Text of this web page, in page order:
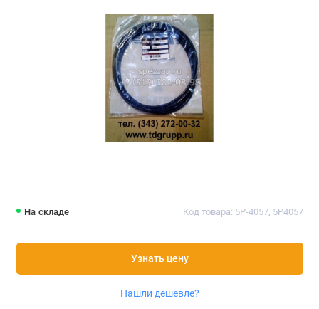
На складе Код товара: 5P-4057, 5P4057
Узнать цену
Нашли дешевле?